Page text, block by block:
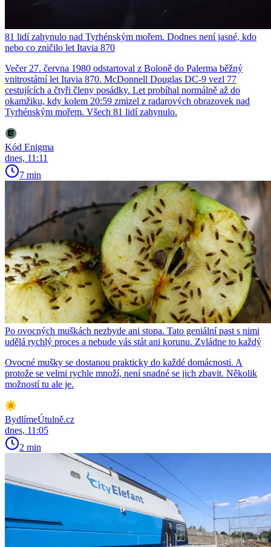
81 lidí zahynulo nad Tyrhénským mořem. Dodnes není jasné, kdo
nebo co zničilo let Itavia 870
Večer 27. června 1980 odstartoval z Boloně do Palerma běžný
vnitrostátní let Itavia 870. McDonnell Douglas DC-9 vezl 77
cestujících a čtyři členy posádky. Let probíhal normálně až do
okamžiku, kdy kolem 20:59 zmizel z radarových obrazovek nad
Tyrhénským mořem. Všech 81 lidí zahynulo.
Kód Enigma
dnes, 11:11
7 min
Po ovocných muškách nezbyde ani stopa. Tato geniální past s nimi
udělá rychlý proces a nebude vás stát ani korunu. Zvládne to každý
Ovocné mušky se dostanou prakticky do každé domácnosti. A
protože se velmi rychle množí, není snadné se jich zbavit. Několik
možností tu ale je.
BydlímeÚtulně.cz
dnes, 11:05
2 min